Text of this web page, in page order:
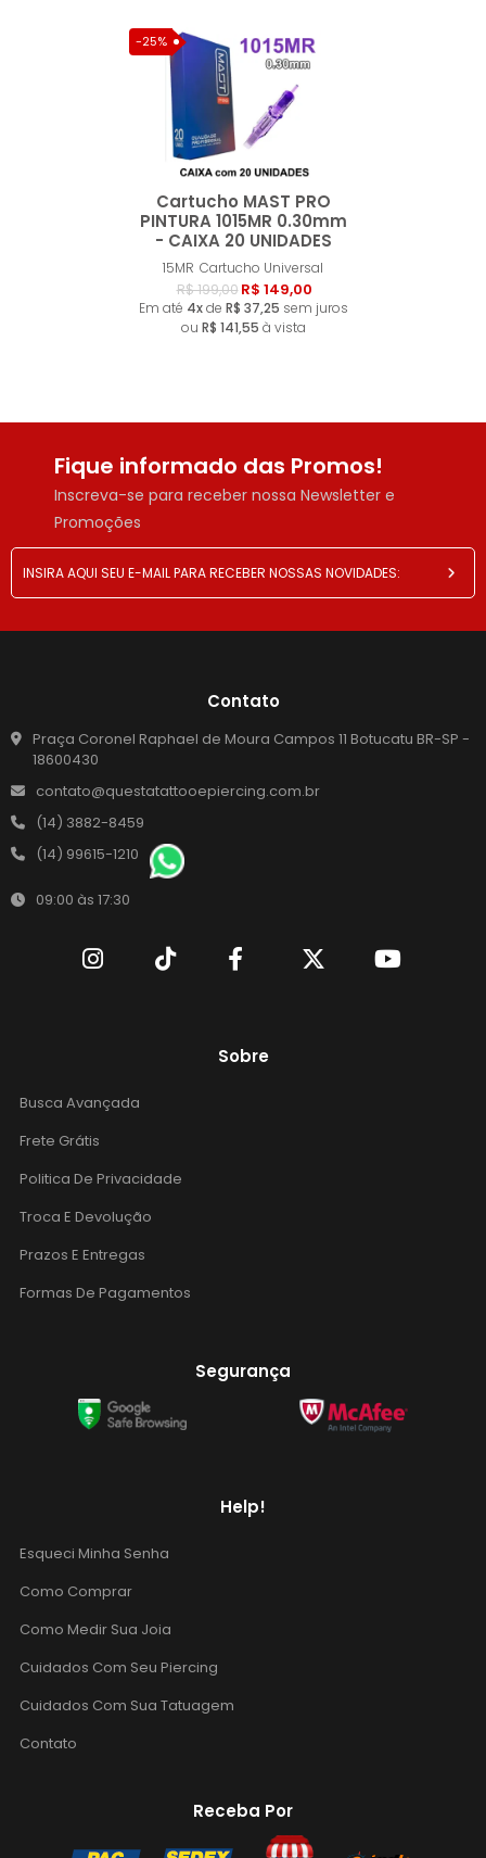
-25%
Cartucho MAST PRO
PINTURA 1015MR 0.30mm
- CAIXA 20 UNIDADES
15MR Cartucho Universal
R$ 199,00 R$ 149,00
Em até 4xde R$ 37,25 sem juros
ou R$ 141,55 à vista
Comprar
Fique informado das Promos!
Inscreva-se para receber nossa Newsletter e
Promoções
Contato
Praça Coronel Raphael de Moura Campos 11 Botucatu BR-SP -
18600430
contato@questatattooepiercing.com.br
(14) 3882-8459
(14) 99615-1210
09:00 às 17:30
Sobre
Busca Avançada
Frete Grátis
Politica De Privacidade
Troca E Devolução
Prazos E Entregas
Formas De Pagamentos
Segurança
Help!
Esqueci Minha Senha
Como Comprar
Como Medir Sua Joia
Cuidados Com Seu Piercing
Cuidados Com Sua Tatuagem
Contato
Receba Por